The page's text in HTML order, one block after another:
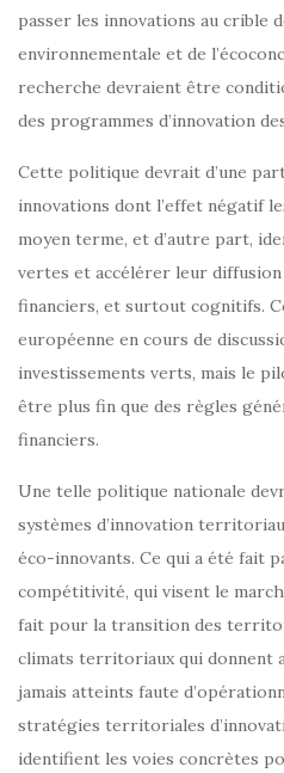
passer les innovations au crible
environnementale et de
recherche devraient être
des programmes d’innovation
Cette politique devrait d’une
innovations dont l’effet négatif
moyen terme, et d’autre part,
vertes et accélérer leur diffusion
financiers, et surtout cognitifs.
européenne en cours de
investissements verts, mais le
être plus fin que des règles
financiers.
Une telle politique nationale
systèmes d’innovation
éco-innovants. Ce qui a été fait
compétitivité, qui visent le
fait pour la transition des
climats territoriaux qui donnent
jamais atteints faute
stratégies territoriales
identifient les voies concrètes